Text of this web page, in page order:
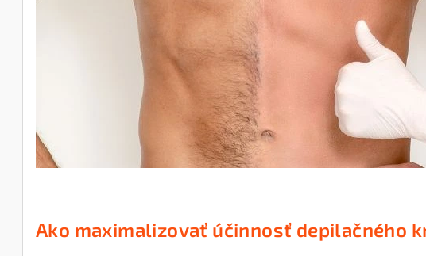
Ako maximalizovať účinnosť depilačného